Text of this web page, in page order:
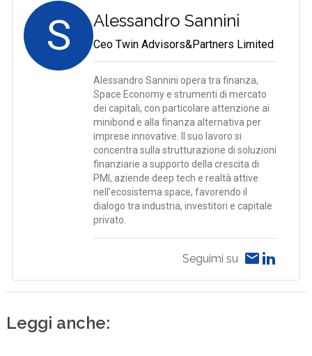
S Alessandro Sannini
Ceo Twin Advisors&Partners Limited
Alessandro Sannini opera tra finanza,
Space Economy e strumenti di mercato
dei capitali, con particolare attenzione ai
minibond e alla finanza alternativa per
imprese innovative. Il suo lavoro si
concentra sulla strutturazione di soluzioni
finanziarie a supporto della crescita di
PMI, aziende deep tech e realtà attive
nell’ecosistema space, favorendo il
dialogo tra industria, investitori e capitale
privato.
Seguimi su
Leggi anche: